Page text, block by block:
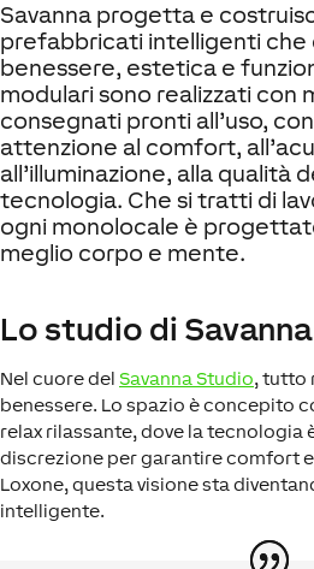
Savanna progetta e
prefabbricati intelligenti che
benessere, estetica e
modulari sono realizzati con
consegnati pronti all’uso,
attenzione al comfort,
all’illuminazione, alla qualità
tecnologia. Che si tratti di
ogni monolocale è
meglio corpo e mente.
Lo studio di Savanna
Nel cuore del Savanna Studio, tutto
benessere. Lo spazio è concepito
relax rilassante, dove la tecnologia
discrezione per garantire comfort
Loxone, questa visione sta
intelligente.